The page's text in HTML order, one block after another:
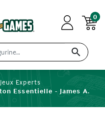

0
Jeux Experts